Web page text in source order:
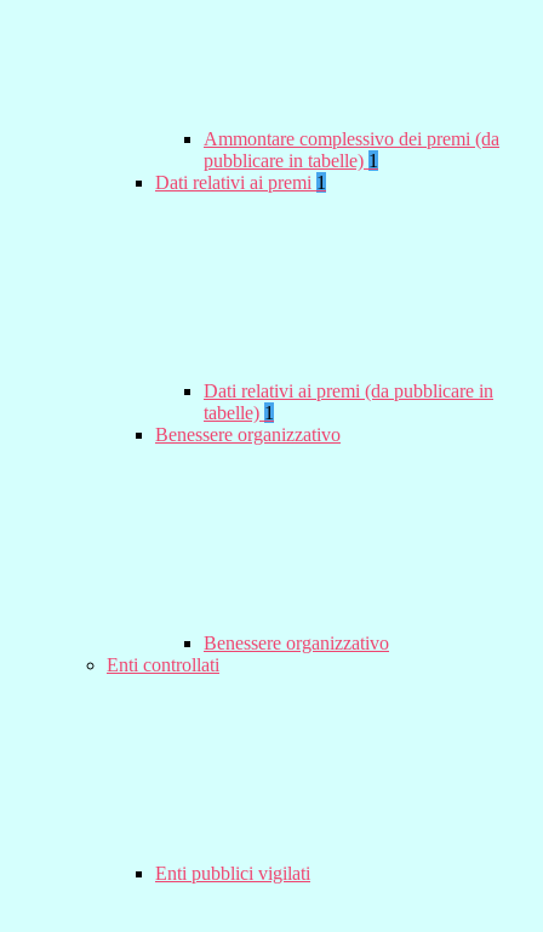
Ammontare complessivo dei premi (da
pubblicare in tabelle) 1
Dati relativi ai premi 1
Dati relativi ai premi (da pubblicare in
tabelle) 1
Benessere organizzativo
Benessere organizzativo
Enti controllati
Enti pubblici vigilati